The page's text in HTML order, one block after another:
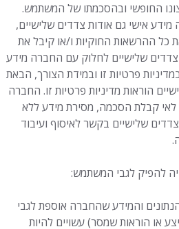
החופשי ובהסכמתו של המשתמש.
אישי גם אודות צדדים שלישיים,
כל ההרשאות החוקיות ו/או קיבל את
שלישיים לחלוק עם החברה מידע
פרטיות זו ובמידת הצורך, הבאת
הוראות מדיניות פרטיות זו. החברה
לאי קבלת הסכמה, מסירת מידע ללא
שלישיים בקשר לאיסוף ועיבוד
הנתונים והמידע שהחברה אוספת לגבי
או הוראות שמסר) עשויים להיות